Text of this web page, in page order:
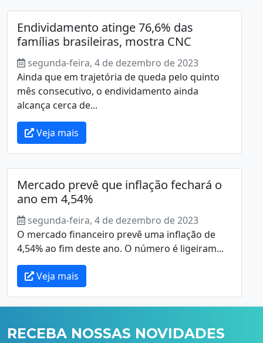
Endividamento atinge 76,6% das
famílias brasileiras, mostra CNC
segunda-feira, 4 de dezembro de 2023
Ainda que em trajetória de queda pelo quinto
mês consecutivo, o endividamento ainda
alcança cerca de...
Veja mais
Mercado prevê que inflação fechará o
ano em 4,54%
segunda-feira, 4 de dezembro de 2023
O mercado financeiro prevê uma inflação de
4,54% ao fim deste ano. O número é ligeiram...
Veja mais
RECEBA NOSSAS NOVIDADES